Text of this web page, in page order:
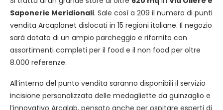
Saponerie Meridionali. Sale così a 209 il numero di punti
vendita Arcaplanet dislocati in 15 regioni italiane. Il negozio
sarà dotato di un ampio parcheggio e rifornito con
assortimenti completi per il food e il non food per oltre
8.000 referenze.
All’interno del punto vendita saranno disponibili il servizio
incisione personalizzata delle medagliette da guinzaglio e